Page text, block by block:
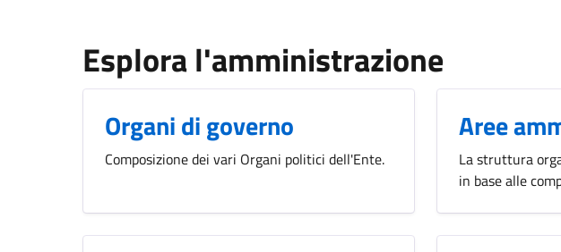
Esplora l'amministrazione
Organi di governo
Composizione dei vari Organi politici dell'Ente.
Aree
La struttura
in base alle